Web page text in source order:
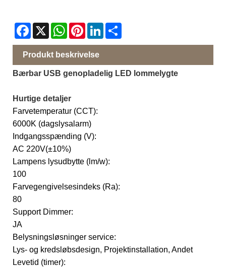
Facebook
X WhatsAppPinterestLinkedIn
Produkt beskrivelse
Bærbar USB genopladelig LED lommelygte
Hurtige detaljer
Farvetemperatur (CCT):
6000K (dagslysalarm)
Indgangsspænding (V):
AC 220V(±10%)
Lampens lysudbytte (lm/w):
100
Farvegengivelsesindeks (Ra):
80
Support Dimmer:
JA
Belysningsløsninger service:
Lys- og kredsløbsdesign, Projektinstallation, Andet
Levetid (timer):